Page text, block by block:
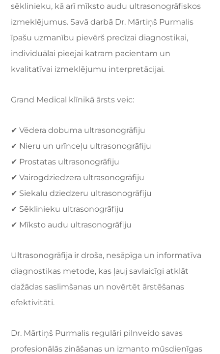
sēklinieku, kā arī mīksto audu ultrasonogrāfiskos
izmeklējumus. Savā darbā Dr. Mārtiņš Purmalis
īpašu uzmanību pievērš precīzai diagnostikai,
individuālai pieejai katram pacientam un
kvalitatīvai izmeklējumu interpretācijai.
Grand Medical klīnikā ārsts veic:
✔ Vēdera dobuma ultrasonogrāfiju
✔ Nieru un urīnceļu ultrasonogrāfiju
✔ Prostatas ultrasonogrāfiju
✔ Vairogdziedzera ultrasonogrāfiju
✔ Siekalu dziedzeru ultrasonogrāfiju
✔ Sēklinieku ultrasonogrāfiju
✔ Mīksto audu ultrasonogrāfiju
Ultrasonogrāfija ir droša, nesāpīga un informatīva
diagnostikas metode, kas ļauj savlaicīgi atklāt
dažādas saslimšanas un novērtēt ārstēšanas
efektivitāti.
Dr. Mārtiņš Purmalis regulāri pilnveido savas
profesionālās zināšanas un izmanto mūsdienīgas